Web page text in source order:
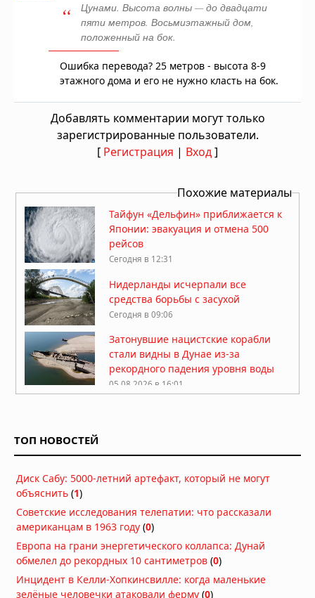
Цунами. Высота волны — до двадцати
пяти метров. Восьмиэтажный дом,
положенный на бок.
Ошибка перевода? 25 метров - высота 8-9
этажного дома и его не нужно класть на бок.
Добавлять комментарии могут только
зарегистрированные пользователи.
[ Регистрация | Вход]
Похожие материалы
Тайфун «Дельфин» приближается к
Японии: эвакуация и отмена 500
рейсов
Сегодня в 12:31
Нидерланды исчерпали все
средства борьбы с засухой
Сегодня в 09:06
Затонувшие нацистские корабли
стали видны в Дунае из-за
рекордного падения уровня воды
05.08.2026 в 16:01
Землетрясение магнитудой 5,5 у
в Каире
03.08.2026 в 06:38
Супертайфун «Дельфин»: пятый
циклон максимальной мощности в
2026 году движется к побережью
Восточной Азии
ТОП НОВОСТЕЙ
Диск Сабу: 5000-летний артефакт, который не могут
объяснить (1)
Советские исследования телепатии: что рассказали
американцам в 1963 году (0)
Европа на грани энергетического коллапса: Дунай
обмелел до рекордных 10 сантиметров (0)
Инцидент в Келли-Хопкинсвилле: когда маленькие
зелёные человечки атаковали ферму (0)